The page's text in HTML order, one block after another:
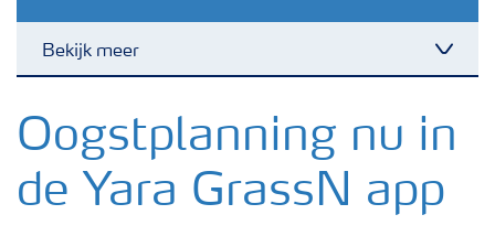
Bekijk meer
Gewassen
Oogstplanning nu in
de Yara GrassN app